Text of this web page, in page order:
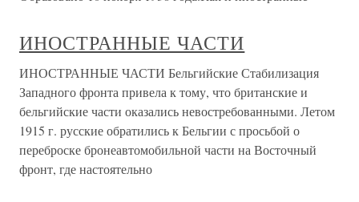
ИНОСТРАННЫЕ ЧАСТИ
ИНОСТРАННЫЕ ЧАСТИ Бельгийские Стабилизация
Западного фронта привела к тому, что британские и
бельгийские части оказались невостребованными. Летом
1915 г. русские обратились к Бельгии с просьбой о
переброске бронеавтомобильной части на Восточный
фронт, где настоятельно